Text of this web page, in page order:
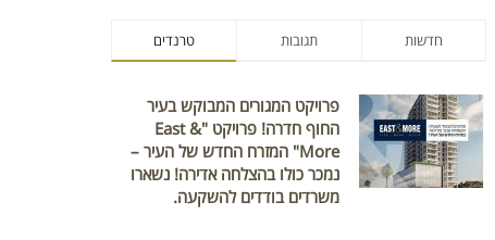
טרנדים תגובות חדשות
פרויקט המגורים המבוקש בעיר
החוף חדרה! פרויקט "East &
More" המזרח החדש של העיר –
נמכר כולו בהצלחה אדירה! נשארו
משרדים בודדים להשקעה.